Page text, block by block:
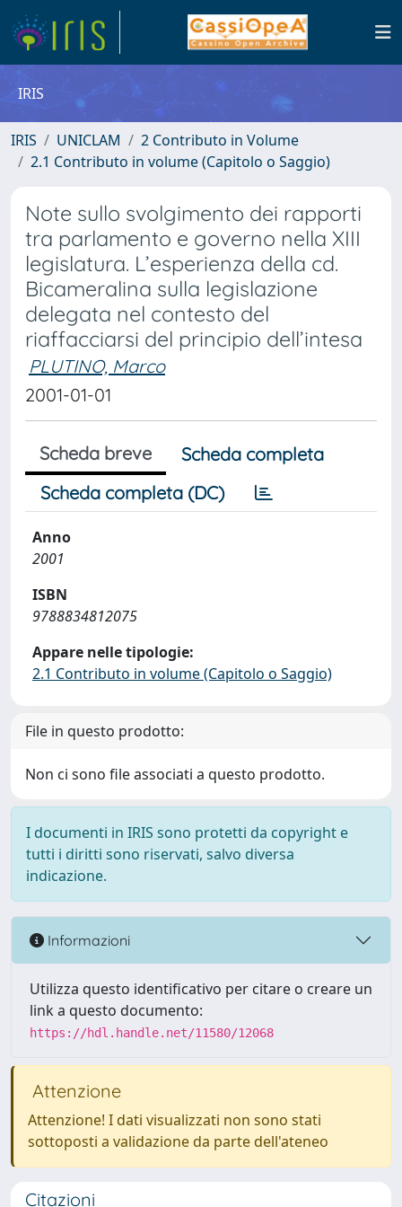
IRIS
IRIS UNICLAM
2 Contributo in Volume
2.1 Contributo in volume (Capitolo o Saggio)
Note sullo svolgimento dei rapporti
tra parlamento e governo nella XIII
legislatura. L’esperienza della cd.
Bicameralina sulla legislazione
delegata nel contesto del
riaffacciarsi del principio dell’intesa
PLUTINO, Marco
2001-01-01
Scheda breve
Scheda completa
Scheda completa (DC)
Anno
2001
ISBN
9788834812075
Appare nelle tipologie:
2.1 Contributo in volume (Capitolo o Saggio)
File in questo prodotto:
Non ci sono file associati a questo prodotto.
I documenti in IRIS sono protetti da copyright e
tutti i diritti sono riservati, salvo diversa
indicazione.
Informazioni
Utilizza questo identificativo per citare o creare un
link a questo documento:
https://hdl.handle.net/11580/12068
Attenzione
Attenzione! I dati visualizzati non sono stati
sottoposti a validazione da parte dell'ateneo
Citazioni